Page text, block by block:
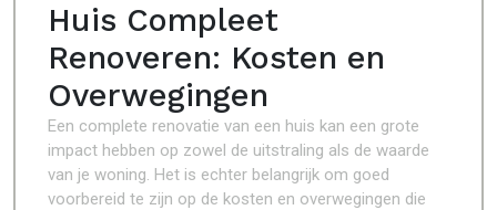
Huis Compleet
Renoveren: Kosten en
Overwegingen
Een complete renovatie van een huis kan een grote
impact hebben op zowel de uitstraling als de waarde
van je woning. Het is echter belangrijk om goed
voorbereid te zijn op de kosten en overwegingen die